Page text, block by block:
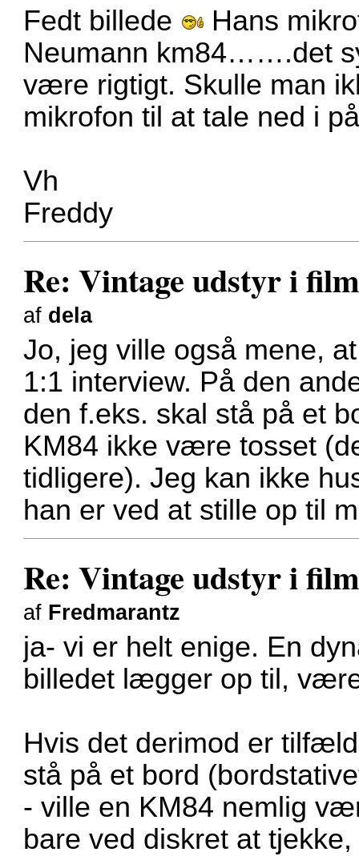
Fedt billede
Hans
Neumann km84…….det
være rigtigt. Skulle man
mikrofon til at tale ned i
Vh
Freddy
Re: Vintage udstyr i
af dela
Jo, jeg ville også mene,
1:1 interview. På den
den f.eks. skal stå på et
KM84 ikke være tosset
tidligere). Jeg kan ikke
han er ved at stille op til
Re: Vintage udstyr i
af Fredmarantz
ja- vi er helt enige. En
billedet lægger op til,
Hvis det derimod er
stå på et bord
- ville en KM84 nemlig
bare ved diskret at